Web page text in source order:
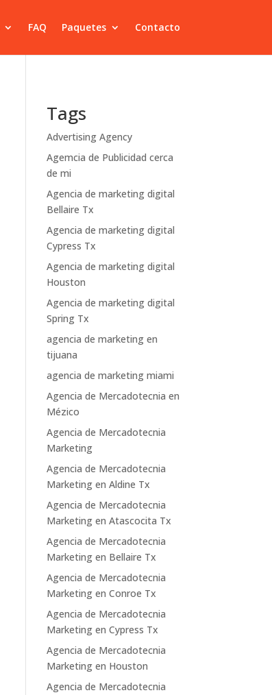
FAQ Paquetes Contacto
Tags
Advertising Agency
Agemcia de Publicidad cerca
de mi
Agencia de marketing digital
Bellaire Tx
Agencia de marketing digital
Cypress Tx
Agencia de marketing digital
Houston
Agencia de marketing digital
Spring Tx
agencia de marketing en
tijuana
agencia de marketing miami
Agencia de Mercadotecnia en
Mézico
Agencia de Mercadotecnia
Marketing
Agencia de Mercadotecnia
Marketing en Aldine Tx
Agencia de Mercadotecnia
Marketing en Atascocita Tx
Agencia de Mercadotecnia
Marketing en Bellaire Tx
Agencia de Mercadotecnia
Marketing en Conroe Tx
Agencia de Mercadotecnia
Marketing en Cypress Tx
Agencia de Mercadotecnia
Marketing en Houston
Agencia de Mercadotecnia